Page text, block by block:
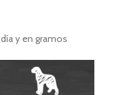
y en gramos